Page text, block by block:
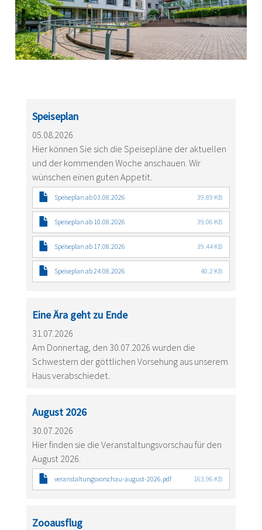
Speiseplan
05.08.2026
Hier können Sie sich die Speisepläne der aktuellen
und der kommenden Woche anschauen. Wir
wünschen einen guten Appetit.
Speiseplan ab 03.08.2026 39.89 KB
Speiseplan ab 10.08.2026 39.06 KB
Speiseplan ab 17.08.2026 39.44 KB
Speiseplan ab 24.08.2026 40.2 KB
Eine Ära geht zu Ende
31.07.2026
Am Donnertag, den 30.07.2026 wurden die
Schwestern der göttlichen Vorsehung aus unserem
Haus verabschiedet.
August 2026
30.07.2026
Hier finden sie die Veranstaltungsvorschau für den
August 2026.
veranstaltungsvorschau-august-2026.pdf 163.96 KB
Zooausflug